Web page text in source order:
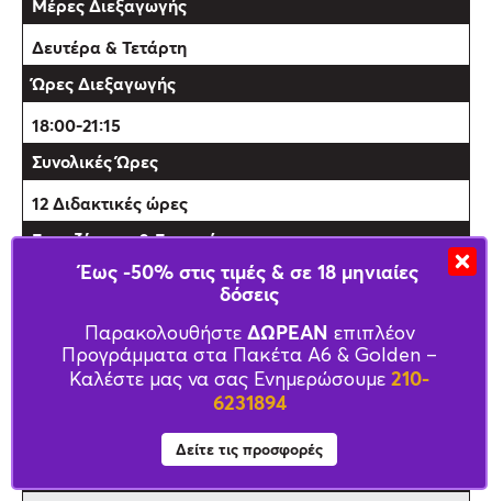
Δευτέρα & Τετάρτη
18:00-21:15
12 Διδακτικές ώρες
200€
Έως -50% στις τιμές & σε 18 μηνιαίες
δόσεις
ΠαρακολουθήστεΔΩΡΕΑΝ επιπλέον
Προγράμματα στα Πακέτα Α6 & Golden –
Καλέστε μας να σας Ενημερώσουμε 210-
6231894
Δείτε τις προσφορές